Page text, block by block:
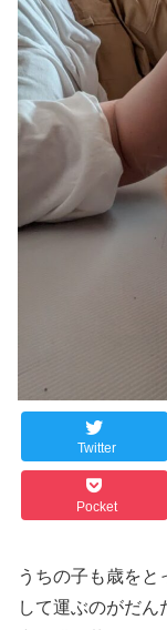
Twitter
Pocket
うちの子も歳をと
して運ぶのがだ